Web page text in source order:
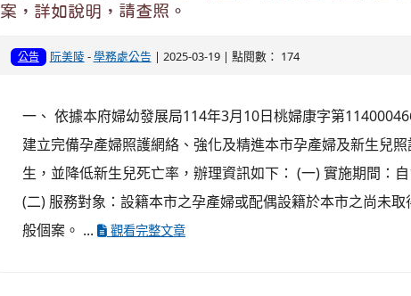
案，詳如說明，請查照。
公告 阮美陵-學務處公告 | 2025-03-19 | 點閱數： 174
一、 依據本府婦幼發展局114年3月10日桃婦康字第
建立完備孕產婦照護網絡、強化及精進本市孕產婦及新生兒
生，並降低新生兒死亡率，辦理資訊如下： (一) 實施期間：
(二) 服務對象：設籍本市之孕產婦或配偶設籍於本市之尚未
般個案。 ...
觀看完整文章